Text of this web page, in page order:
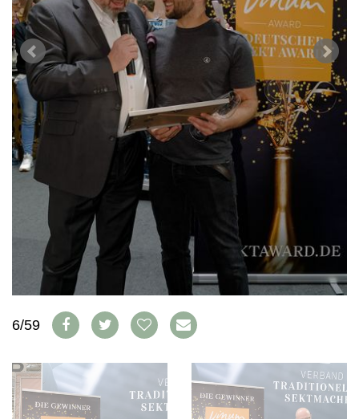
ABO
AUSGABE
ARCHIV
VORTEILSWELT
BÜCHER
WEINSZENE
PORTRAITS
VINOPHILES
ARCHIV
ANMELDEN
AWARDS
GEWINNSPIELE
VORTEILSWELT
TRINKREIFETABELLE
ABO
WEINSUCHE
NEWSLETTER
WINE TRADE CLUB
REDAKTION
WERBUNG
PRESSE
IMPRESSUM
AGB & DATENSCHUTZ
6/59